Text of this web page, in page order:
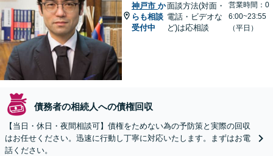
神戸市 か
らも相談
受付中
面談方法(対面・
電話・ビデオな
ど)は応相談
営業時間：0
6:00~23:55
（平日）
債務者の相続人への債権回収
【当日・休日・夜間相談可】債権をためない為の予防策と実際の回収
はお任せください。迅速に行動し丁寧に対応いたします。まずはお電
話ください。